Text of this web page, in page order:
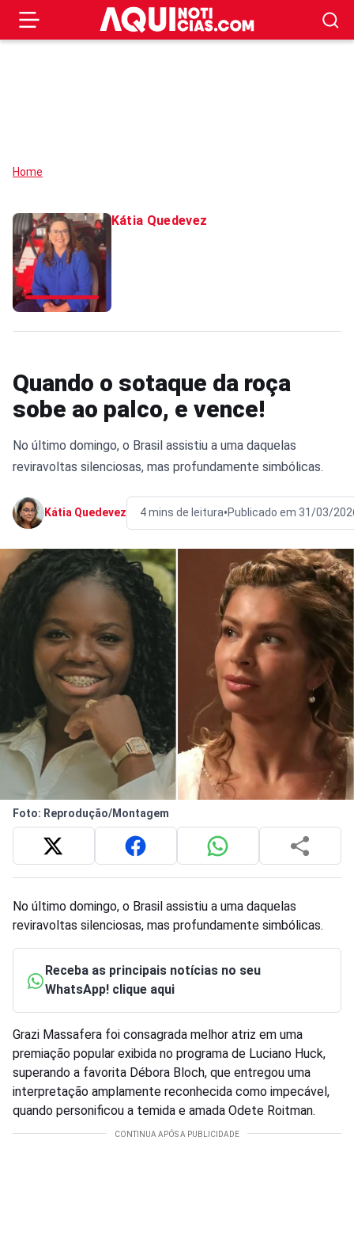
Home
Kátia Quedevez
Quando o sotaque da roça
sobe ao palco, e vence!
No último domingo, o Brasil assistiu a uma daquelas
reviravoltas silenciosas, mas profundamente simbólicas.
Kátia Quedevez 4 mins de leitura•Publicado em 31/03/
Foto: Reprodução/Montagem
No último domingo, o Brasil assistiu a uma daquelas
reviravoltas silenciosas, mas profundamente simbólicas.
Receba as principais notícias no seu
WhatsApp! clique aqui
Grazi Massafera foi consagrada melhor atriz em uma
premiação popular exibida no programa de Luciano Huck,
superando a favorita Débora Bloch, que entregou uma
interpretação amplamente reconhecida como impecável,
quando personificou a temida e amada Odete Roitman.